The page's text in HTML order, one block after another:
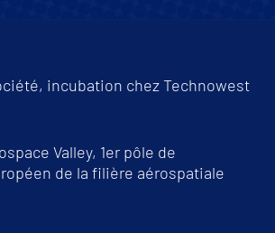
incubation chez Technowest
Valley, 1er pôle de
de la filière aérospatiale